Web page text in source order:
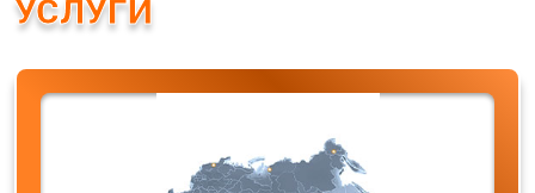
УСЛУГИ
+7 (3513) 57 32 72
info@uralperegon.ru